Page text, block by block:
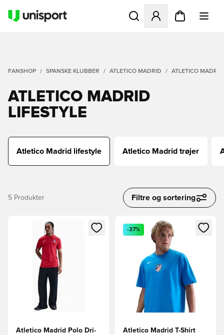
Åbner en Modal til at
FANSHOP SPANSKE KLUBBER ATLETICO MADRID ATLETICO
ATLETICO MADRID
LIFESTYLE
Atletico Madrid lifestyle Atletico Madrid trøjer
5 Produkter Filtre og sortering
Åbner en Modal til at logge ind eller tilmelde dig som
Atletico Madrid Polo Dri-
Åbner en Modal til at logge
-37%
Atletico Madrid T-Shirt